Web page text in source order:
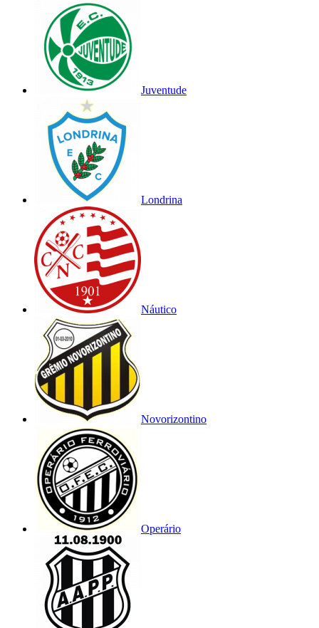
Juventude
Londrina
Náutico
Novorizontino
Operário